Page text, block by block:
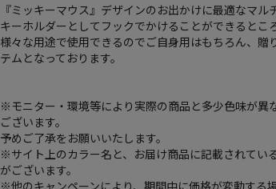
『ミッキーマウス』デザインのお出かけに最適なマル
キーホルダーとしてフックでかけることができるとこ
様々な用途で使用できるのでご自身用はもちろん、贈
テムとなっております。
※モニター・環境等により実際の商品と多少色味が異
ございます。
予めご了承をお願いいたします。
※サイト上のカラー名と、お届け商品に記載されてい
がございます。
※他のキャンペーンにより、期間中に価格が変動する